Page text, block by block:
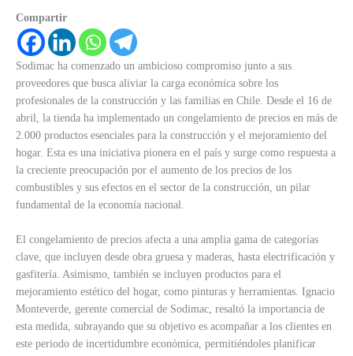
Compartir
Sodimac ha comenzado un ambicioso compromiso junto a sus
proveedores que busca aliviar la carga económica sobre los
profesionales de la construcción y las familias en Chile. Desde el 16 de
abril, la tienda ha implementado un congelamiento de precios en más de
2.000 productos esenciales para la construcción y el mejoramiento del
hogar. Esta es una iniciativa pionera en el país y surge como respuesta a
la creciente preocupación por el aumento de los precios de los
combustibles y sus efectos en el sector de la construcción, un pilar
fundamental de la economía nacional.
El congelamiento de precios afecta a una amplia gama de categorías
clave, que incluyen desde obra gruesa y maderas, hasta electrificación y
gasfitería. Asimismo, también se incluyen productos para el
mejoramiento estético del hogar, como pinturas y herramientas. Ignacio
Monteverde, gerente comercial de Sodimac, resaltó la importancia de
esta medida, subrayando que su objetivo es acompañar a los clientes en
este periodo de incertidumbre económica, permitiéndoles planificar